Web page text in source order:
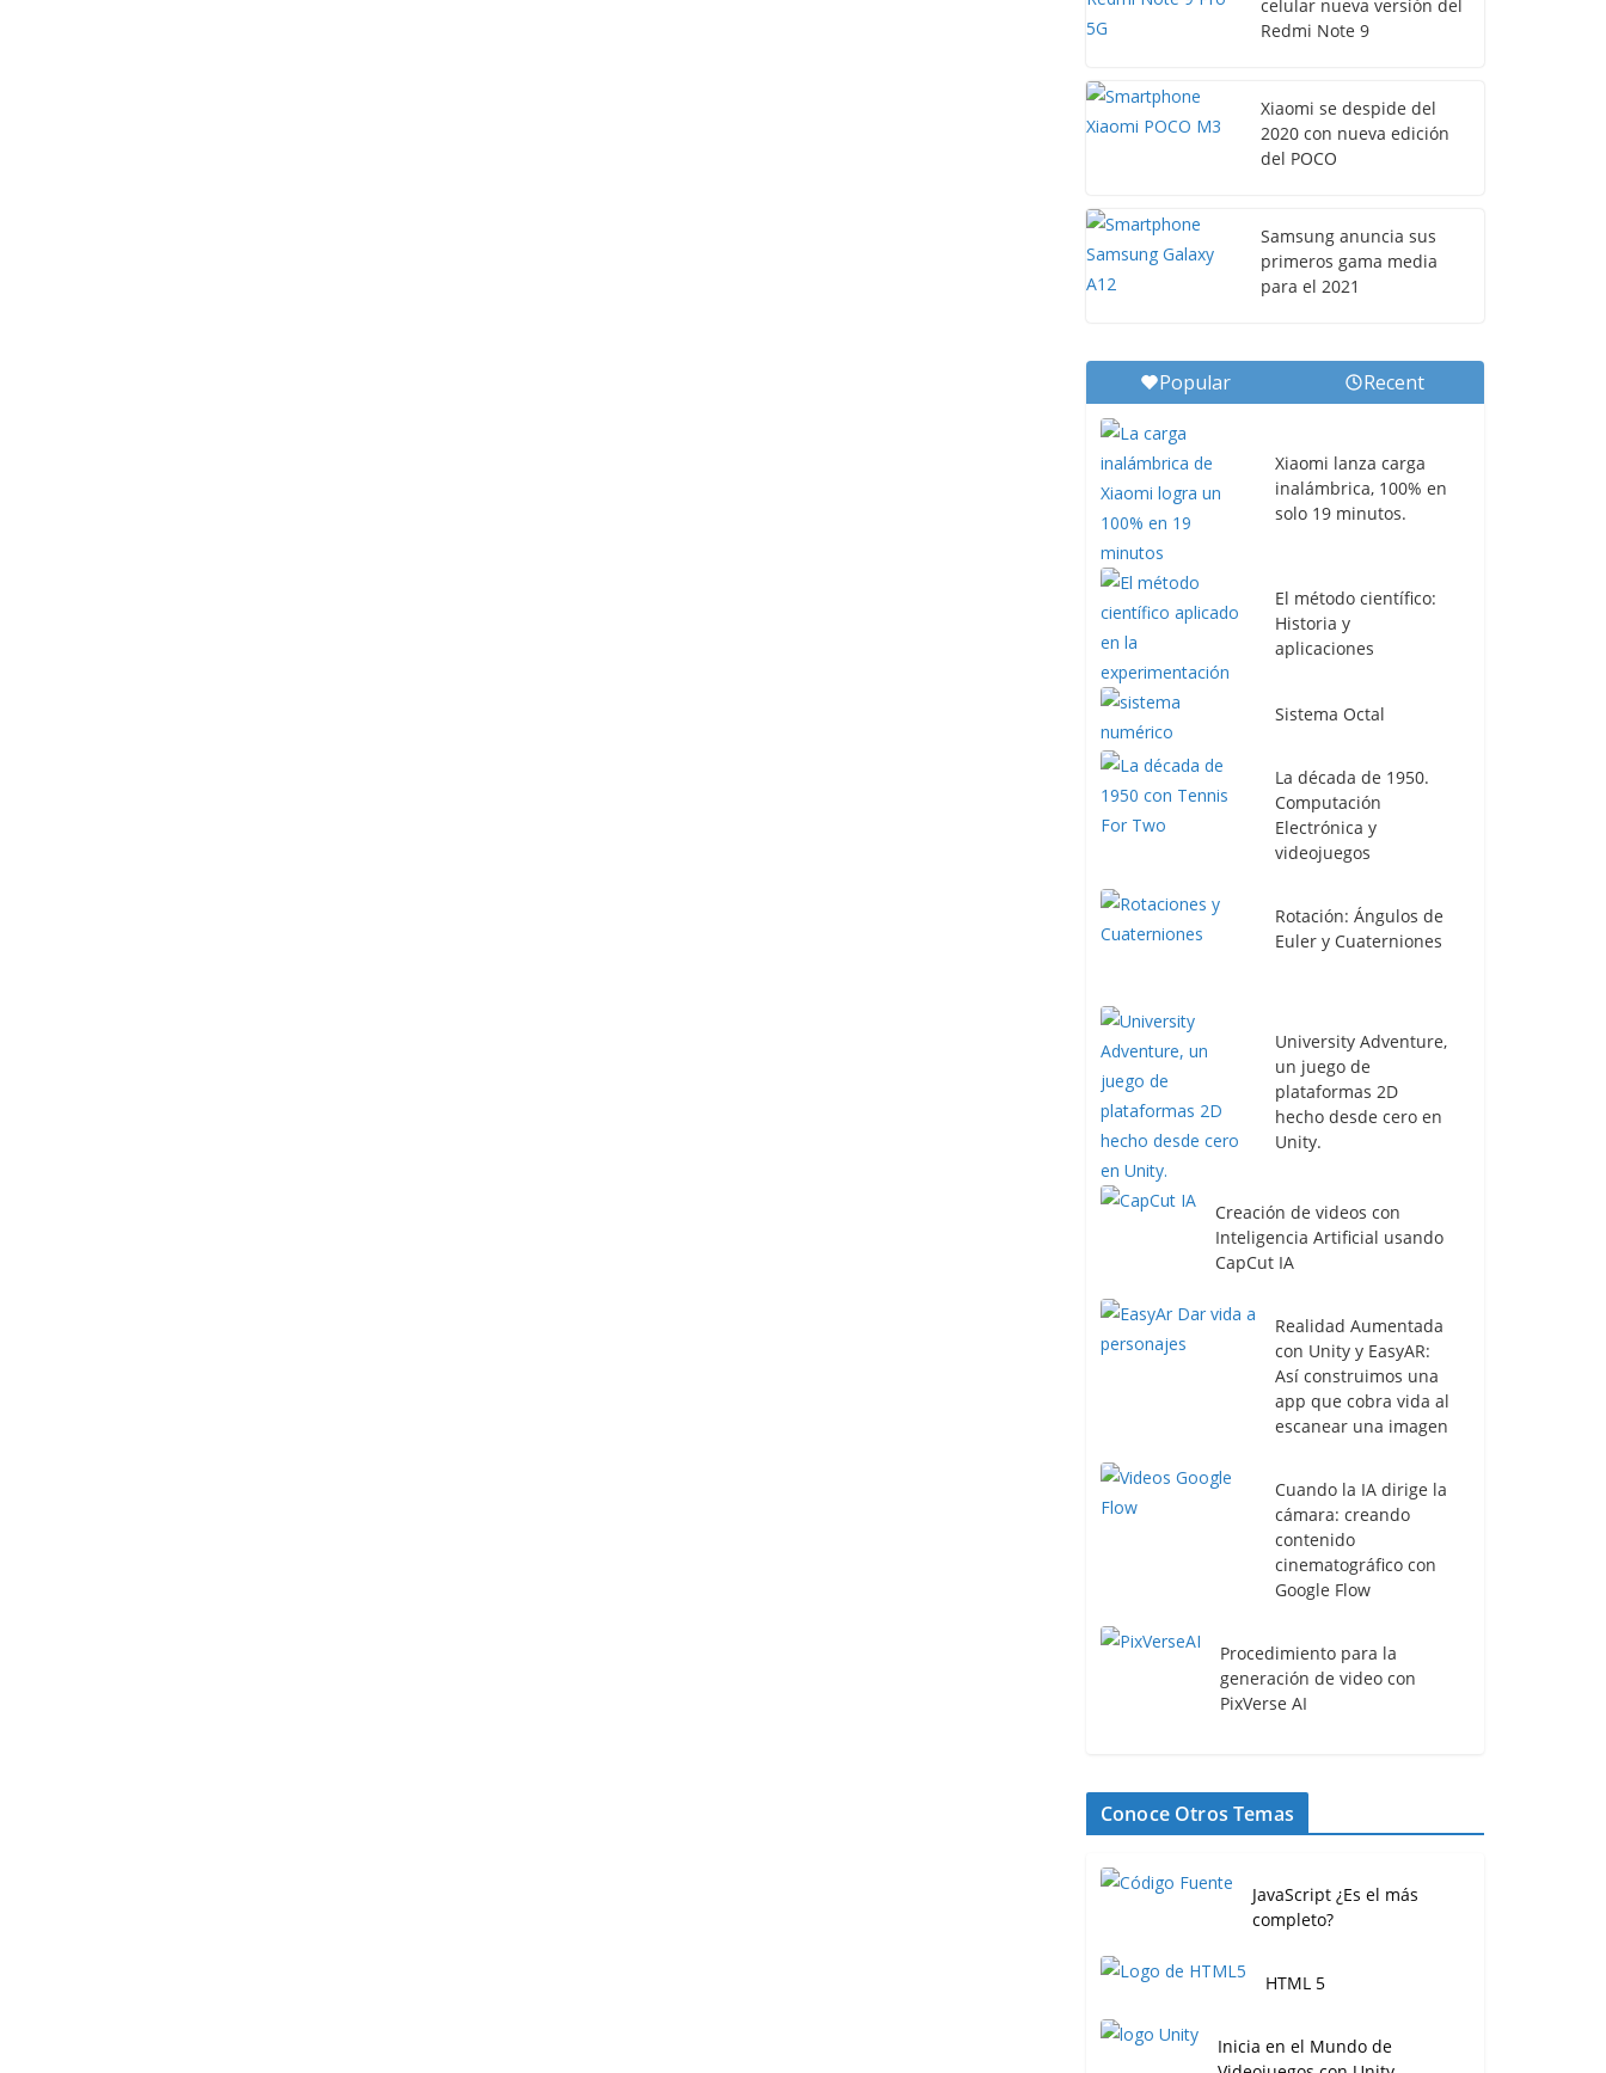
celular nueva versión del
Redmi Note 9
Xiaomi se despide del
2020 con nueva edición
del POCO
Samsung anuncia sus
primeros gama media
para el 2021
Popular Recent
Xiaomi lanza carga
inalámbrica, 100% en
solo 19 minutos.
El método científico:
Historia y
aplicaciones
Sistema Octal
La década de 1950.
Computación
Electrónica y
videojuegos
Rotación: Ángulos de
Euler y Cuaterniones
University Adventure,
un juego de
plataformas 2D
hecho desde cero en
Unity.
Creación de videos con
Inteligencia Artificial usando
CapCut IA
Realidad Aumentada
con Unity y EasyAR:
Así construimos una
app que cobra vida al
escanear una imagen
Cuando la IA dirige la
cámara: creando
contenido
cinematográfico con
Google Flow
Procedimiento para la
generación de video con
PixVerse AI
Conoce Otros Temas
JavaScript ¿Es el más
completo?
HTML 5
Inicia en el Mundo de